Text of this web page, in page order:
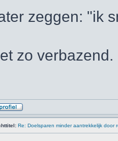
zeggen: "ik
zo verbazend.
Re: Doelsparen minder aantrekkelijk door